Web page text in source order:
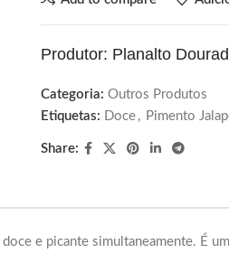
Produtor: Planalto
Categoria: Outros Produtos
Etiquetas: Doce , Pimento
Share:
e picante simultaneamente. É